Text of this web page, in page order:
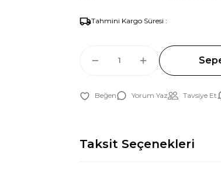
Tahmini Kargo Süresi :
Yorum Yaz Tavsiye Et
Taksit Seçenekleri